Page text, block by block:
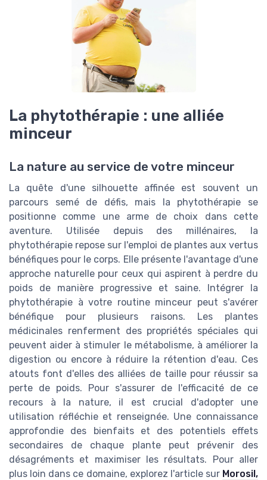
La phytothérapie : une alliée
minceur
La nature au service de votre minceur
La quête d'une silhouette affinée est souvent un
parcours semé de défis, mais la phytothérapie se
positionne comme une arme de choix dans cette
aventure. Utilisée depuis des millénaires, la
phytothérapie repose sur l'emploi de plantes aux vertus
bénéfiques pour le corps. Elle présente l'avantage d'une
approche naturelle pour ceux qui aspirent à perdre du
poids de manière progressive et saine. Intégrer la
phytothérapie à votre routine minceur peut s'avérer
bénéfique pour plusieurs raisons. Les plantes
médicinales renferment des propriétés spéciales qui
peuvent aider à stimuler le métabolisme, à améliorer la
digestion ou encore à réduire la rétention d'eau. Ces
atouts font d'elles des alliées de taille pour réussir sa
perte de poids. Pour s'assurer de l'efficacité de ce
recours à la nature, il est crucial d'adopter une
utilisation réfléchie et renseignée. Une connaissance
approfondie des bienfaits et des potentiels effets
secondaires de chaque plante peut prévenir des
désagréments et maximiser les résultats. Pour aller
plus loin dans ce domaine, explorez l'article sur Morosil,